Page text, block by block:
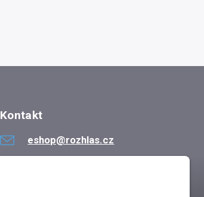
Kontakt
eshop@rozhlas.cz